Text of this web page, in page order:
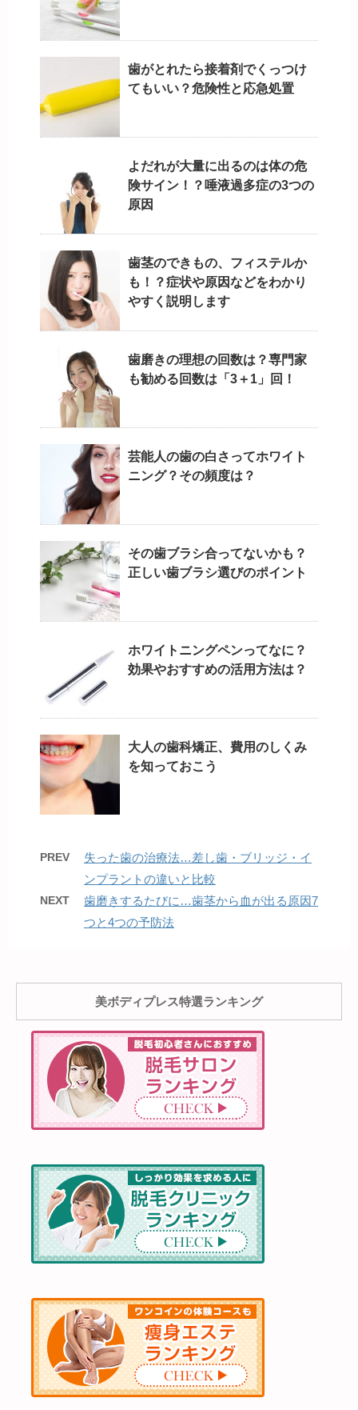
歯がとれたら接着剤でくっつけ
てもいい？危険性と応急処置
よだれが大量に出るのは体の危
険サイン！？唾液過多症の3つの
原因
歯茎のできもの、フィステルか
も！？症状や原因などをわかり
やすく説明します
歯磨きの理想の回数は？専門家
も勧める回数は「3＋1」回！
芸能人の歯の白さってホワイト
ニング？その頻度は？
その歯ブラシ合ってないかも？
正しい歯ブラシ選びのポイント
ホワイトニングペンってなに？
効果やおすすめの活用方法は？
大人の歯科矯正、費用のしくみ
を知っておこう
PREV
失った歯の治療法…差し歯・ブリッジ・イ
ンプラントの違いと比較
NEXT
歯磨きするたびに…歯茎から血が出る原因7
つと4つの予防法
美ボディプレス特選ランキング